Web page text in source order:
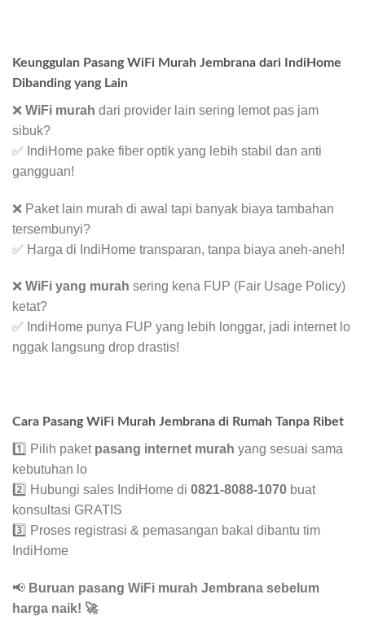
Keunggulan Pasang WiFi Murah Jembrana dari IndiHome
Dibanding yang Lain
❌ WiFi murah dari provider lain sering lemot pas jam
sibuk?
✅ IndiHome pake fiber optik yang lebih stabil dan anti
gangguan!
❌ Paket lain murah di awal tapi banyak biaya tambahan
tersembunyi?
✅ Harga di IndiHome transparan, tanpa biaya aneh-aneh!
❌ WiFi yang murah sering kena FUP (Fair Usage Policy)
ketat?
✅ IndiHome punya FUP yang lebih longgar, jadi internet lo
nggak langsung drop drastis!
Cara Pasang WiFi Murah Jembrana di Rumah Tanpa Ribet
1️⃣ Pilih paket pasang internet murah yang sesuai sama
kebutuhan lo
2️⃣ Hubungi sales IndiHome di 0821-8088-1070 buat
konsultasi GRATIS
3️⃣ Proses registrasi & pemasangan bakal dibantu tim
IndiHome
📢 Buruan pasang WiFi murah Jembrana sebelum
harga naik! 🚀